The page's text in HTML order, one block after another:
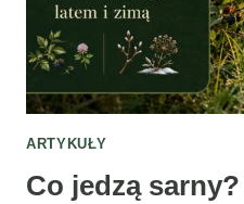
ARTYKUŁY
Co jedzą